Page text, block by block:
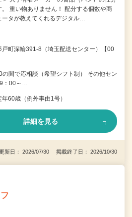
。 重い物ありません！ 配分する個数や商
ータが教えてくれるデジタル…
戸町深輪391-8（埼玉配送センター）【00
間で応相談（希望シフト制） その他セン
：00～…
60歳（例外事由1号）
詳細を見る
新日： 2026/07/30 掲載終了日： 2026/10/30